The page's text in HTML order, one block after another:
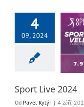
4
09, 2024
Sport Live 2024
Od Pavel Kytýr | 4 září,